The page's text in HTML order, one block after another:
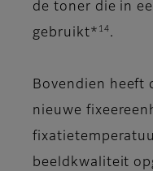
de toner die in
gebruikt*
14 .
Bovendien heeft
nieuwe
beeldkwaliteit